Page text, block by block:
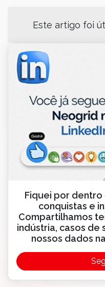
Este artigo foi
Fiquei por dentro
conquistas e
Compartilhamos
indústria, casos de
nossos dados